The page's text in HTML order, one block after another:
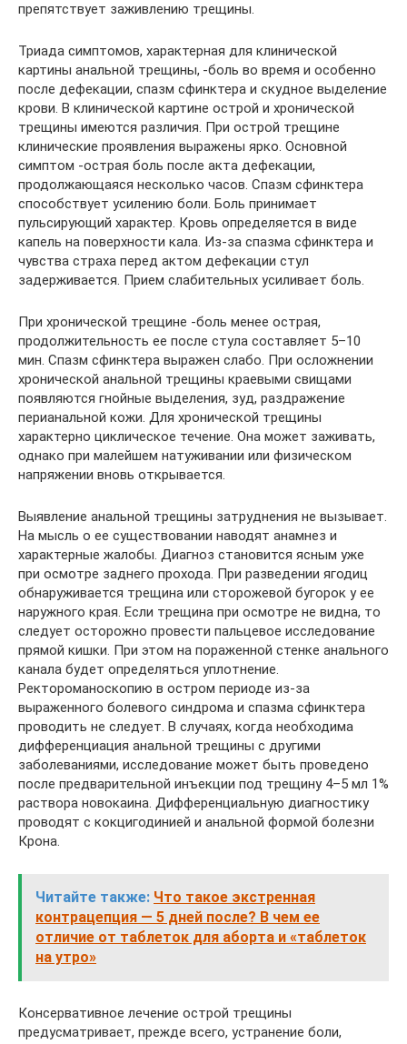
препятствует заживлению трещины.
Триада симптомов, характерная для клинической
картины анальной трещины, -боль во время и особенно
после дефекации, спазм сфинктера и скудное выделение
крови. В клинической картине острой и хронической
трещины имеются различия. При острой трещине
клинические проявления выражены ярко. Основной
симптом -острая боль после акта дефекации,
продолжающаяся несколько часов. Спазм сфинктера
способствует усилению боли. Боль принимает
пульсирующий характер. Кровь определяется в виде
капель на поверхности кала. Из-за спазма сфинктера и
чувства страха перед актом дефекации стул
задерживается. Прием слабительных усиливает боль.
При хронической трещине -боль менее острая,
продолжительность ее после стула составляет 5–10
мин. Спазм сфинктера выражен слабо. При осложнении
хронической анальной трещины краевыми свищами
появляются гнойные выделения, зуд, раздражение
перианальной кожи. Для хронической трещины
характерно циклическое течение. Она может заживать,
однако при малейшем натуживании или физическом
напряжении вновь открывается.
Выявление анальной трещины затруднения не вызывает.
На мысль о ее существовании наводят анамнез и
характерные жалобы. Диагноз становится ясным уже
при осмотре заднего прохода. При разведении ягодиц
обнаруживается трещина или сторожевой бугорок у ее
наружного края. Если трещина при осмотре не видна, то
следует осторожно провести пальцевое исследование
прямой кишки. При этом на пораженной стенке анального
канала будет определяться уплотнение.
Ректороманоскопию в остром периоде из-за
выраженного болевого синдрома и спазма сфинктера
проводить не следует. В случаях, когда необходима
дифференциация анальной трещины с другими
заболеваниями, исследование может быть проведено
после предварительной инъекции под трещину 4–5 мл 1%
раствора новокаина. Дифференциальную диагностику
проводят с кокцигодинией и анальной формой болезни
Крона.
Читайте также: Что такое экстренная
контрацепция — 5 дней после? В чем ее
отличие от таблеток для аборта и «таблеток
на утро»
Консервативное лечение острой трещины
предусматривает, прежде всего, устранение боли,